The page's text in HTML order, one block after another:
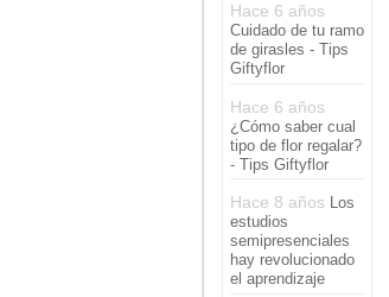
Hace 6 años
Cuidado de tu ramo
de girasles - Tips
Giftyflor
Hace 6 años
¿Cómo saber cual
tipo de flor regalar?
- Tips Giftyflor
Hace 8 años Los
estudios
semipresenciales
hay revolucionado
el aprendizaje